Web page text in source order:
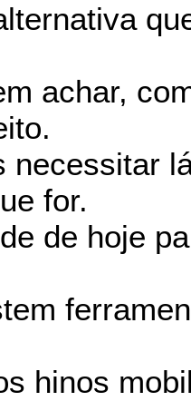
achar,
necessitar
for.
de hoje
hinos